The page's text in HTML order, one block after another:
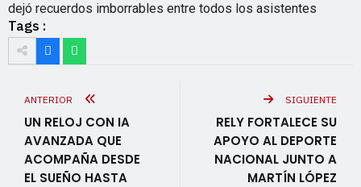
dejó recuerdos imborrables entre todos los asistentes
Tags :
ANTERIOR
UN RELOJ CON IA
AVANZADA QUE
ACOMPAÑA DESDE
EL SUEÑO HASTA
SIGUIENTE
RELY FORTALECE SU
APOYO AL DEPORTE
NACIONAL JUNTO A
MARTÍN LÓPEZ